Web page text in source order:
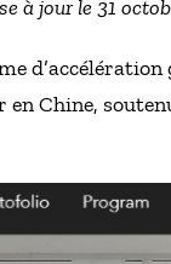
à jour le 31
Chine,